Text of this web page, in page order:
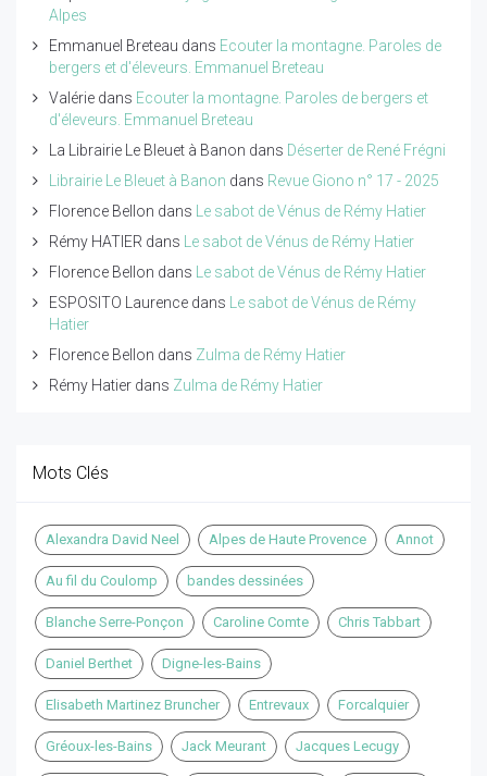
Alpes
Emmanuel Breteau dans Ecouter la montagne. Paroles de
bergers et d'éleveurs. Emmanuel Breteau
Valérie dans Ecouter la montagne. Paroles de bergers et
d'éleveurs. Emmanuel Breteau
La Librairie Le Bleuet à Banon dans Déserter de René Frégni
Librairie Le Bleuet à Banon dans Revue Giono n° 17 - 2025
Florence Bellon dans
Le sabot de Vénus de Rémy Hatier
Rémy HATIER dans
Le sabot de Vénus de Rémy Hatier
Florence Bellon dans
Le sabot de Vénus de Rémy Hatier
ESPOSITO Laurence dans
Le sabot de Vénus de Rémy
Hatier
Florence Bellon dans Zulma de Rémy Hatier
Rémy Hatier dans Zulma de Rémy Hatier
Mots Clés
Alexandra David Neel Alpes de Haute Provence Annot
Au fil du Coulomp bandes dessinées
Blanche Serre-Ponçon Caroline Comte Chris Tabbart
Daniel Berthet Digne-les-Bains
Elisabeth Martinez Bruncher Entrevaux Forcalquier
Gréoux-les-Bains Jack Meurant Jacques Lecugy